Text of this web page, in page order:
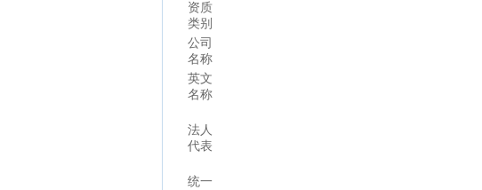
资质
类别
公司
名称
英文
名称
法人
代表
统一